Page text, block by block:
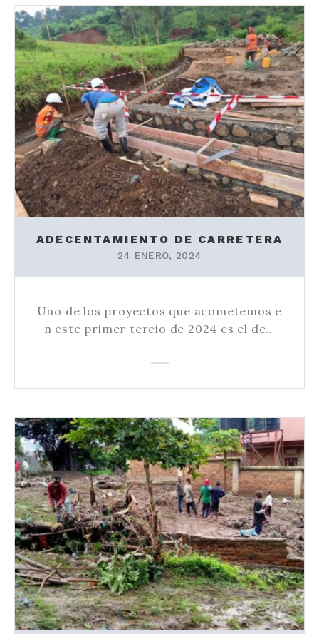
ADECENTAMIENTO DE CARRETERA
24 ENERO, 2024
Uno de los proyectos que acometemos e
n este primer tercio de 2024 es el de…